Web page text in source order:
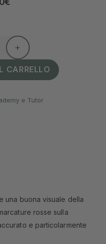
CARRELLO
e Tutor
una buona visuale della
rosse sulla
e particolarmente